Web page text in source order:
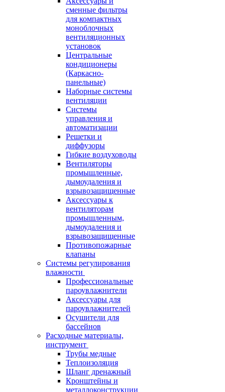
сменные фильтры
для компактных
моноблочных
вентиляционных
установок
Центральные
кондиционеры
(Каркасно-
панельные)
Наборные системы
вентиляции
Системы
управления и
автоматизации
Решетки и
диффузоры
Гибкие воздуховоды
Вентиляторы
промышленные,
дымоудаления и
взрывозащищенные
Аксессуары к
вентиляторам
промышленным,
дымоудаления и
взрывозащищенные
Противопожарные
клапаны
Системы регулирования
влажности
Профессиональные
пароувлажнители
Аксессуары для
пароувлажнителей
Осушители для
бассейнов
Расходные материалы,
инструмент
Трубы медные
Теплоизоляция
Шланг дренажный
Кронштейны и
металлоконструкции